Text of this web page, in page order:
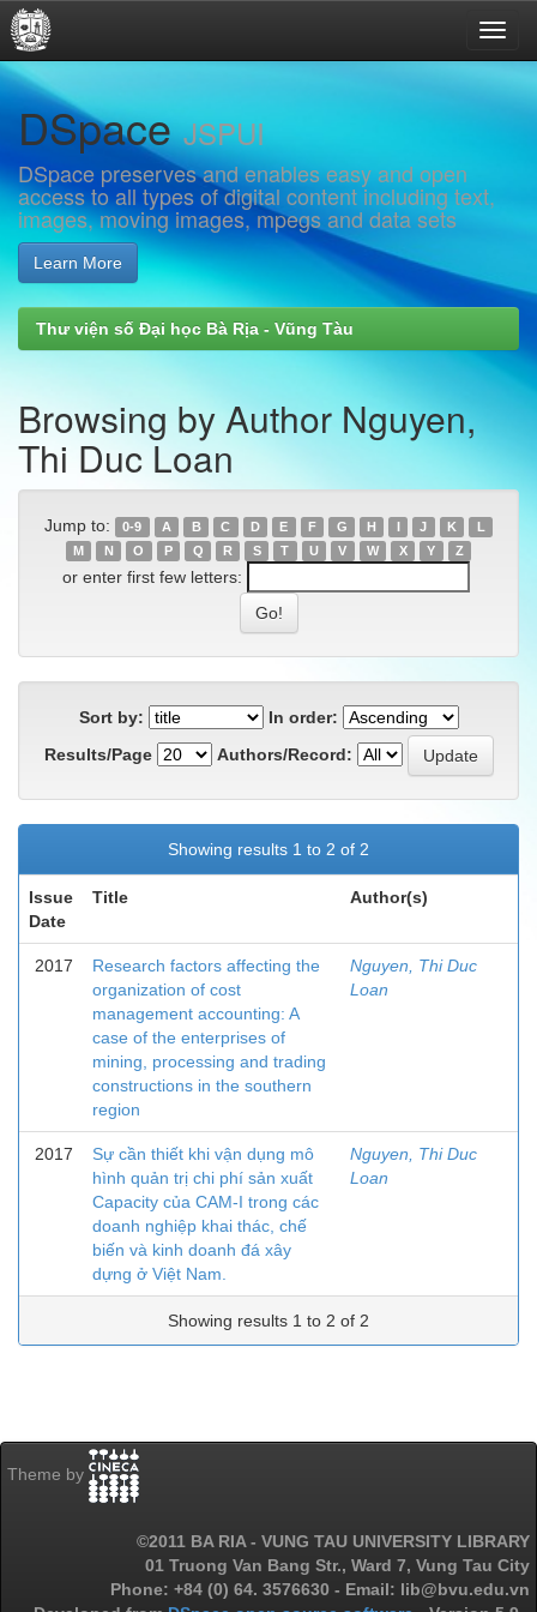
Skip
navigation
DSpaceJSPUI
DSpace preserves and enables easy and open
access to all types of digital content including text,
images, moving images, mpegs and data sets
Learn More
Thư viện số Đại học Bà Rịa - Vũng Tàu
Browsing by Author Nguyen,
Thi Duc Loan
Jump to: 0-9 A B C D E F G H I J K
L
M
N O P Q R S T U V W X Y Z
or enter first few letters:
Sort by:
In order:
Results/Page
Authors/Record:
Showing results 1 to 2 of 2
Issue
Date
Title Author(s)
2017
Research factors affecting the
organization of cost
management accounting: A
case of the enterprises of
mining, processing and trading
constructions in the southern
region
Nguyen, Thi Duc
Loan
2017
Sự cần thiết khi vận dụng mô
hình quản trị chi phí sản xuất
Capacity của CAM-I trong các
doanh nghiệp khai thác, chế
biến và kinh doanh đá xây
dựng ở Việt Nam.
Nguyen, Thi Duc
Loan
Showing results 1 to 2 of 2
Theme by
©2011 BA RIA - VUNG TAU UNIVERSITY LIBRARY
01 Truong Van Bang Str., Ward 7, Vung Tau City
Phone: +84 (0) 64. 3576630 - Email: lib@bvu.edu.vn